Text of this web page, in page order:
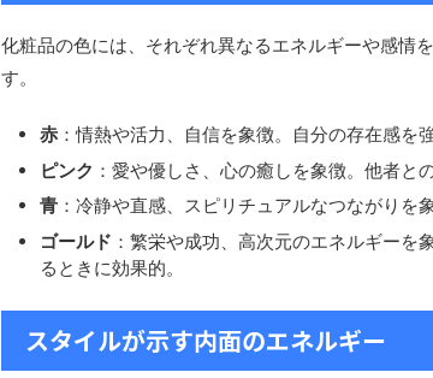
化粧品の色には、それぞれ異なるエネルギーや感情
す。
赤 ：情熱や活力、自信を象徴。自分の存在感を
ピンク ：愛や優しさ、心の癒しを象徴。他者と
青 ：冷静や直感、スピリチュアルなつながりを
ゴールド ：繁栄や成功、高次元のエネルギーを
るときに効果的。
スタイルが示す内面のエネルギー